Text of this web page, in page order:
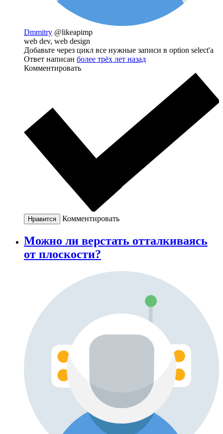
Dmmitry @likeapimp
web dev, web design
Добавьте через цикл все нужные записи в option select'а
Ответ написан более трёх лет назад
Комментировать
Нравится Комментировать
Можно ли верстать отталкиваясь
от плоскости?